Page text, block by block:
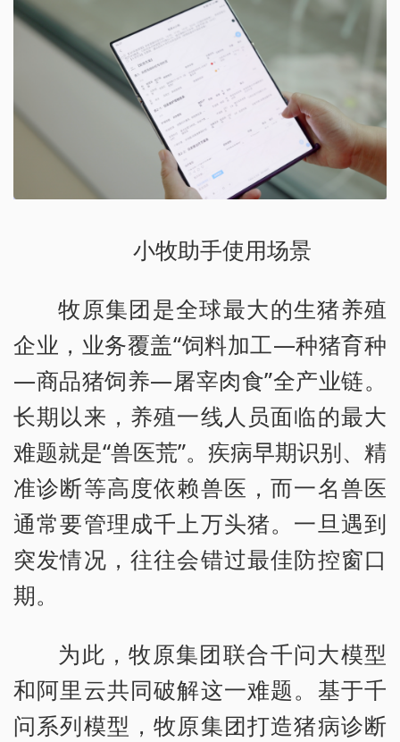
小牧助手使用场景
牧原集团是全球最大的生猪养殖
企业，业务覆盖“饲料加工—种猪育种
—商品猪饲养—屠宰肉食”全产业链。
长期以来，养殖一线人员面临的最大
难题就是“兽医荒”。疾病早期识别、精
准诊断等高度依赖兽医，而一名兽医
通常要管理成千上万头猪。一旦遇到
突发情况，往往会错过最佳防控窗口
期。
为此，牧原集团联合千问大模型
和阿里云共同破解这一难题。基于千
问系列模型，牧原集团打造猪病诊断